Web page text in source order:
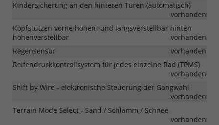
Kindersicherung an den hinteren Türen (automatisch)
vorhanden
Kopfstützen vorne höhen- und längsverstellbar hinten
höhenverstellbar
vorhanden
Regensensor
vorhanden
Reifendruckkontrollsystem für jedes einzelne Rad (TPMS)
vorhanden
Shift by Wire - elektronische Steuerung der Gangwahl
vorhanden
Terrain Mode Select - Sand / Schlamm / Schnee
vorhanden